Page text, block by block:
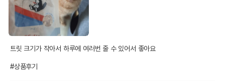
트릿 크기가 작아서 하루에 여러번 줄 수 있어서 좋아요
#상품후기